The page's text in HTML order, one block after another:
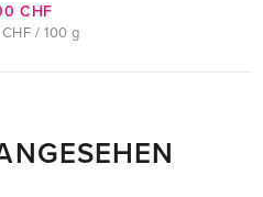
CHF
/ 100 g